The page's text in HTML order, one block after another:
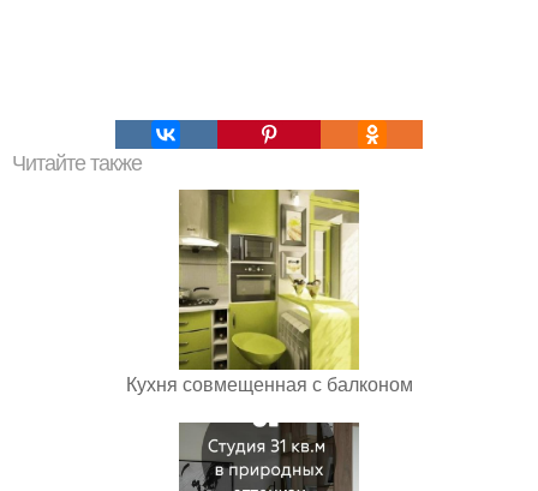
Читайте также
Кухня совмещенная с балконом